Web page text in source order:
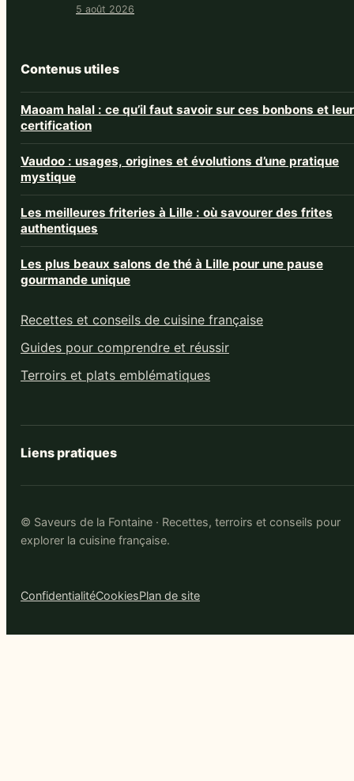
5 août 2026
Contenus utiles
Maoam halal : ce qu’il faut savoir sur ces bonbons et leur
certification
Vaudoo : usages, origines et évolutions d’une pratique
mystique
Les meilleures friteries à Lille : où savourer des frites
authentiques
Les plus beaux salons de thé à Lille pour une pause
gourmande unique
Recettes et conseils de cuisine française
Guides pour comprendre et réussir
Terroirs et plats emblématiques
Liens pratiques
© Saveurs de la Fontaine · Recettes, terroirs et conseils pour
explorer la cuisine française.
ConfidentialitéCookiesPlan de site